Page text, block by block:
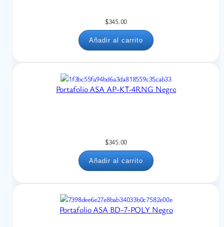
$345.00
Añadir al carrito
Portafolio ASA AP-KT-4RNG Negro
$345.00
Añadir al carrito
Portafolio ASA BD-7-POLY Negro